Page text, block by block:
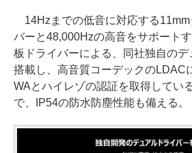
14Hzまでの低音に対応する11mm
バーと48,000Hzの高音をサポート
板ドライバーによる、同社独自の
搭載し、高音質コーデックのLDAC
WAとハイレゾの認証を取得してい
で、IP54の防水防塵性能も備える。